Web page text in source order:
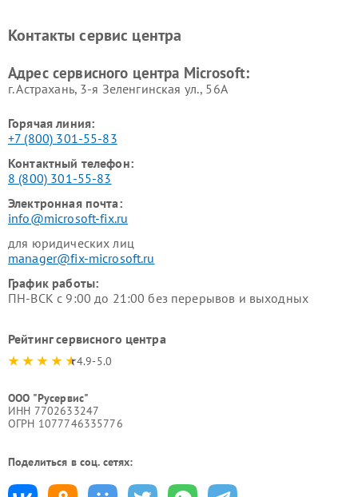
Контакты сервис центра
Адрес сервисного центра Microsoft:
г. Астрахань, 3-я Зеленгинская ул., 56А
Горячая линия:
+7 (800) 301-55-83
Контактный телефон:
8 (800) 301-55-83
Электронная почта:
info@microsoft-fix.ru
для юридических лиц
manager@fix-microsoft.ru
График работы:
ПН-ВСК с 9:00 до 21:00 без перерывов и выходных
Рейтинг сервисного центра
4.9-5.0
ООО "Русервис"
ИНН 7702633247
ОГРН 1077746335776
Поделиться в соц. сетях: